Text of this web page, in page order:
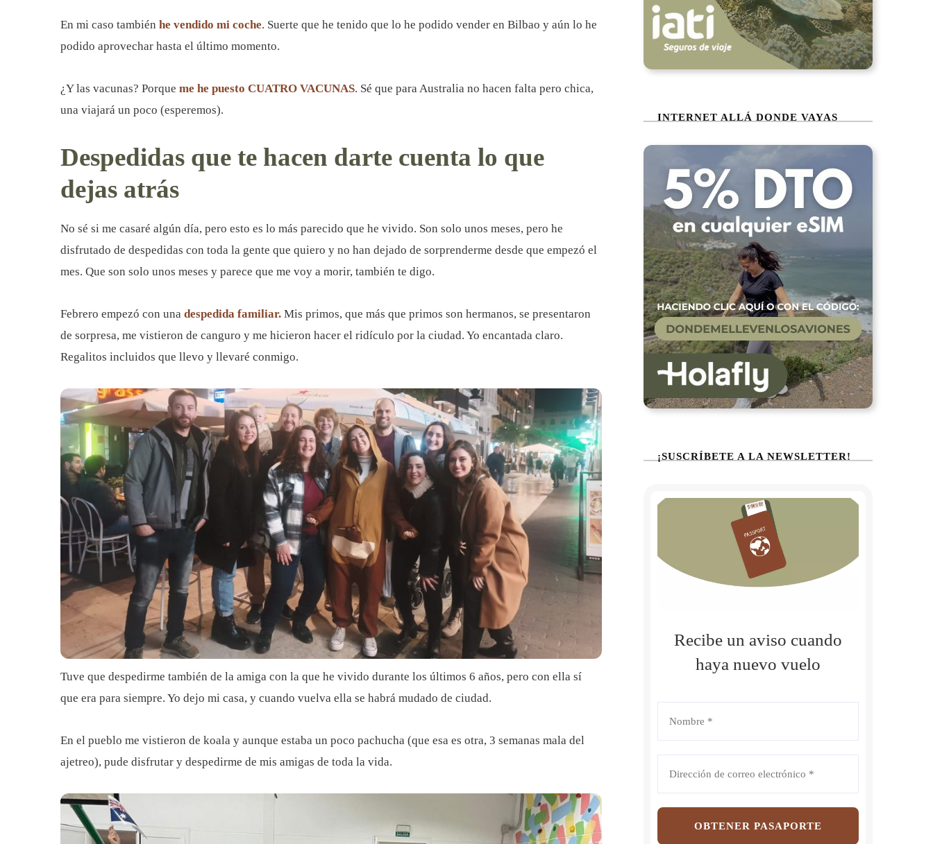
En mi caso también he vendido mi coche. Suerte que he tenido que lo he podido vender en Bilbao y aún lo he
podido aprovechar hasta el último momento.
¿Y las vacunas? Porque me he puesto CUATRO VACUNAS. Sé que para Australia no hacen falta pero chica,
una viajará un poco (esperemos).
Despedidas que te hacen darte cuenta lo que
dejas atrás
No sé si me casaré algún día, pero esto es lo más parecido que he vivido. Son solo unos meses, pero he
disfrutado de despedidas con toda la gente que quiero y no han dejado de sorprenderme desde que empezó el
mes. Que son solo unos meses y parece que me voy a morir, también te digo.
Febrero empezó con una despedida familiar. Mis primos, que más que primos son hermanos, se presentaron
de sorpresa, me vistieron de canguro y me hicieron hacer el ridículo por la ciudad. Yo encantada claro.
Regalitos incluidos que llevo y llevaré conmigo.
Tuve que despedirme también de la amiga con la que he vivido durante los últimos 6 años, pero con ella sí
que era para siempre. Yo dejo mi casa, y cuando vuelva ella se habrá mudado de ciudad.
En el pueblo me vistieron de koala y aunque estaba un poco pachucha (que esa es otra, 3 semanas mala del
ajetreo), pude disfrutar y despedirme de mis amigas de toda la vida.
INTERNET ALLÁ DONDE VAYAS
¡SUSCRÍBETE A LA NEWSLETTER!
Recibe un aviso cuando
haya nuevo vuelo